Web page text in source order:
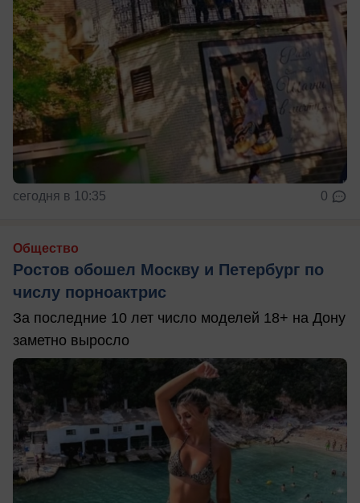
сегодня в 10:35 0
Общество
Ростов обошел Москву и Петербург по
числу порноактрис
За последние 10 лет число моделей 18+ на Дону
заметно выросло